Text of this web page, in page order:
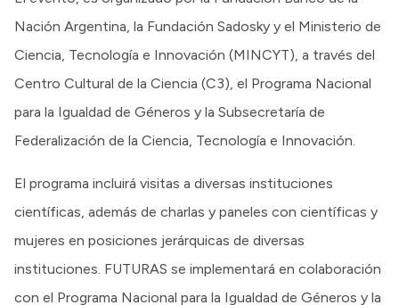
Nación Argentina, la Fundación Sadosky y el Ministerio de
Ciencia, Tecnología e Innovación (MINCYT), a través del
Centro Cultural de la Ciencia (C3), el Programa Nacional
para la Igualdad de Géneros y la Subsecretaría de
Federalización de la Ciencia, Tecnología e Innovación.
El programa incluirá visitas a diversas instituciones
científicas, además de charlas y paneles con científicas y
mujeres en posiciones jerárquicas de diversas
instituciones. FUTURAS se implementará en colaboración
con el Programa Nacional para la Igualdad de Géneros y la